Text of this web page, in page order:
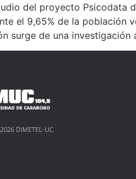
del proyecto Psicodata
el 9,65% de la población
surge de una
DIMETEL-UC